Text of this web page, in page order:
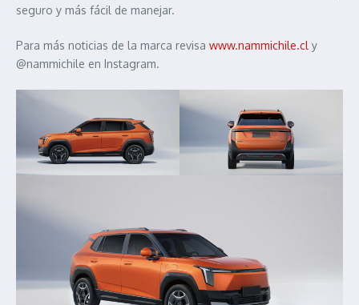
seguro y más fácil de manejar.
Para más noticias de la marca revisa www.nammichile.cl y
@nammichile en Instagram.